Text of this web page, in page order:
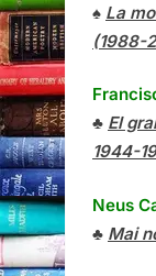
♠ La
(1988-
♣ El
1944-
Neus
♣ Mai